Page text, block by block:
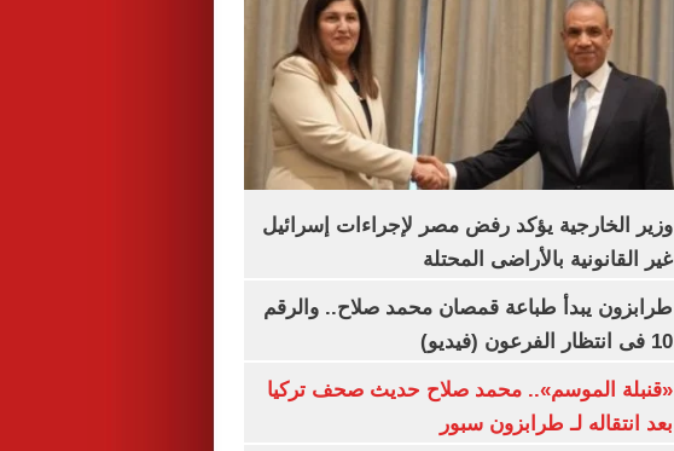
وزير الخارجية يؤكد رفض مصر لإجراءات إسرائيل
غير القانونية بالأراضى المحتلة
طرابزون يبدأ طباعة قمصان محمد صلاح.. والرقم
10 فى انتظار الفرعون (فيديو)
«قنبلة الموسم».. محمد صلاح حديث صحف تركيا
بعد انتقاله لـ طرابزون سبور